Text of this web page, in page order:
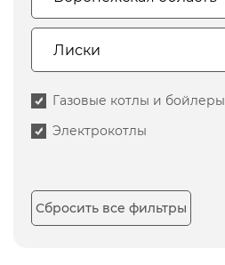
Газовые котлы и бойлеры
Электрокотлы
Сбросить все фильтры